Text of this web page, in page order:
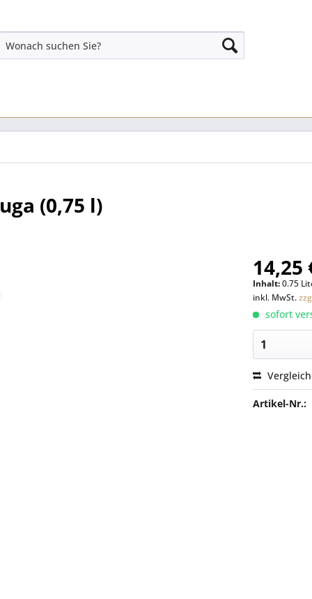
(0,75 l)
14,25
Inhalt:0.75
inkl. MwSt.
sofort
Artikel-Nr.: